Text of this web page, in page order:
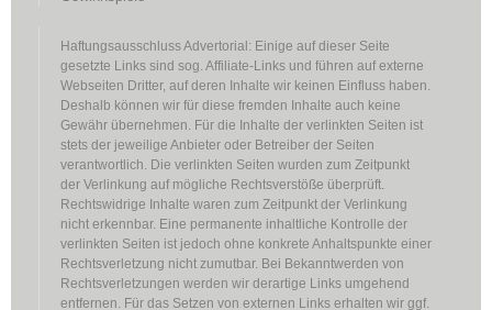
Haftungsausschluss Advertorial: Einige auf dieser Seite
gesetzte Links sind sog. Affiliate-Links und führen auf externe
Webseiten Dritter, auf deren Inhalte wir keinen Einfluss haben.
Deshalb können wir für diese fremden Inhalte auch keine
Gewähr übernehmen. Für die Inhalte der verlinkten Seiten ist
stets der jeweilige Anbieter oder Betreiber der Seiten
verantwortlich. Die verlinkten Seiten wurden zum Zeitpunkt
der Verlinkung auf mögliche Rechtsverstöße überprüft.
Rechtswidrige Inhalte waren zum Zeitpunkt der Verlinkung
nicht erkennbar. Eine permanente inhaltliche Kontrolle der
verlinkten Seiten ist jedoch ohne konkrete Anhaltspunkte einer
Rechtsverletzung nicht zumutbar. Bei Bekanntwerden von
Rechtsverletzungen werden wir derartige Links umgehend
entfernen. Für das Setzen von externen Links erhalten wir ggf.